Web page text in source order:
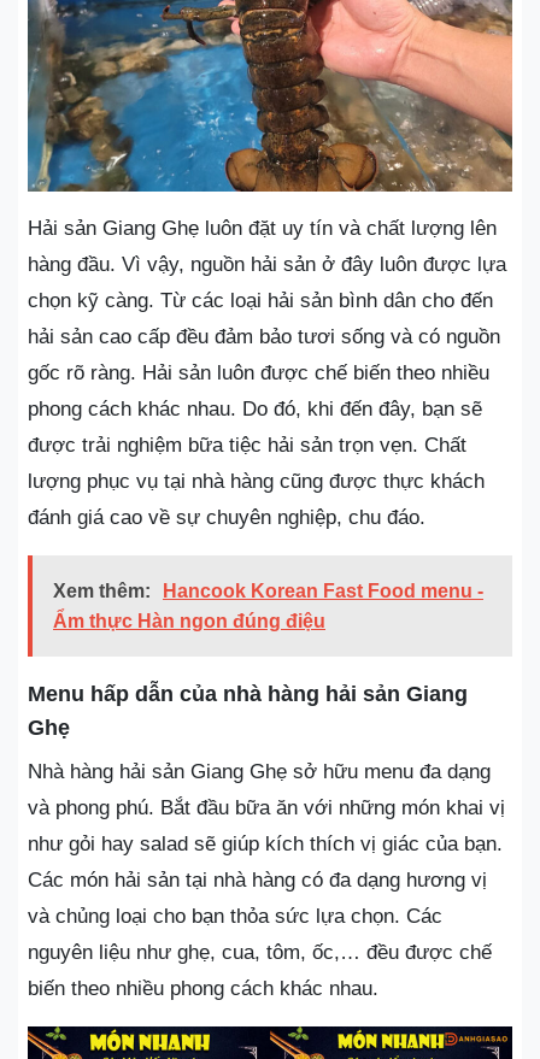
Hải sản Giang Ghẹ luôn đặt uy tín và chất lượng lên
hàng đầu. Vì vậy, nguồn hải sản ở đây luôn được lựa
chọn kỹ càng. Từ các loại hải sản bình dân cho đến
hải sản cao cấp đều đảm bảo tươi sống và có nguồn
gốc rõ ràng. Hải sản luôn được chế biến theo nhiều
phong cách khác nhau. Do đó, khi đến đây, bạn sẽ
được trải nghiệm bữa tiệc hải sản trọn vẹn. Chất
lượng phục vụ tại nhà hàng cũng được thực khách
đánh giá cao về sự chuyên nghiệp, chu đáo.
Xem thêm:
Hancook Korean Fast Food menu -
Ẩm thực Hàn ngon đúng điệu
Menu hấp dẫn của nhà hàng hải sản Giang
Ghẹ
Nhà hàng hải sản Giang Ghẹ sở hữu menu đa dạng
và phong phú. Bắt đầu bữa ăn với những món khai vị
như gỏi hay salad sẽ giúp kích thích vị giác của bạn.
Các món hải sản tại nhà hàng có đa dạng hương vị
và chủng loại cho bạn thỏa sức lựa chọn. Các
nguyên liệu như ghẹ, cua, tôm, ốc,… đều được chế
biến theo nhiều phong cách khác nhau.